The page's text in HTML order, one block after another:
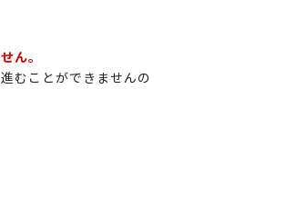
ん。
むことができませんの